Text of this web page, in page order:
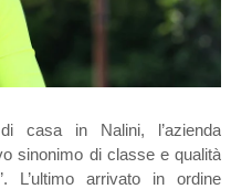
casa in Nalini, l’azienda
sinonimo di classe e qualità
arrivato in ordine